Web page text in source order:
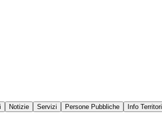
Notizie Servizi Persone Pubbliche Info Territori